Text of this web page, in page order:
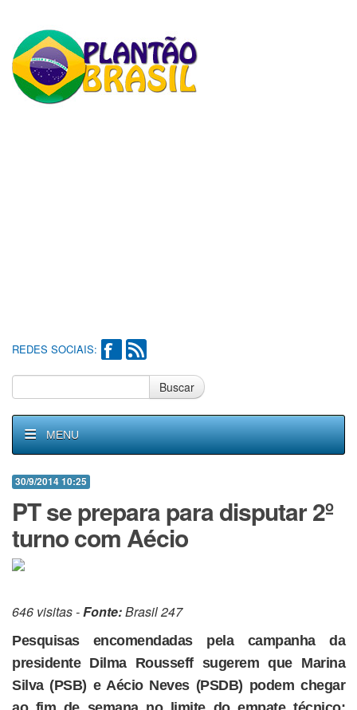
REDES SOCIAIS:
Buscar
MENU
30/9/2014 10:25
PT se prepara para disputar 2º
turno com Aécio
646 visitas -Fonte:Brasil 247
Pesquisas encomendadas pela campanha da
presidente Dilma Rousseff sugerem que Marina
Silva (PSB) e Aécio Neves (PSDB) podem chegar